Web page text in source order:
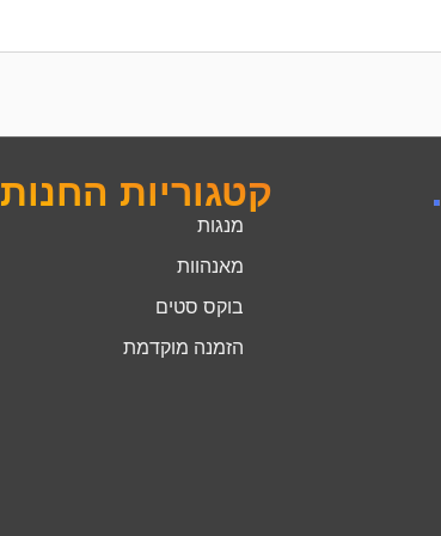
. קטגוריות החנות
מנגות
מאנהוות
בוקס סטים
הזמנה מוקדמת